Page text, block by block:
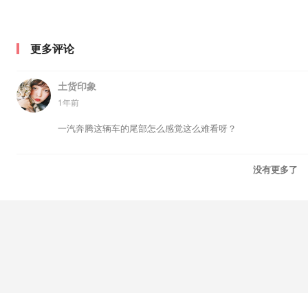
更多评论
土货印象
1年前
一汽奔腾这辆车的尾部怎么感觉这么难看呀？
没有更多了